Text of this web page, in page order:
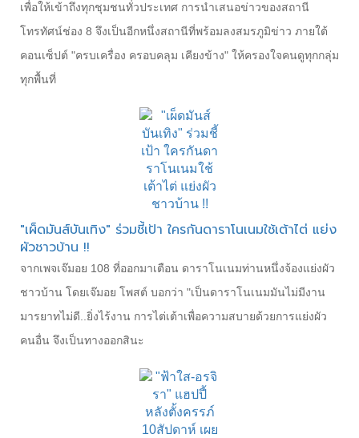
เพื่อให้เข้าถึงทุกชุมชนทั่วประเทศ การนำเสนอข่าวของสถานี
โทรทัศน์ช่อง 8 จึงเป็นอีกหนึ่งสถานีที่พร้อมลงสมรภูมิข่าว ภายใต้
คอนเซ็ปต์ "ครบเครื่อง ครอบคลุม เคียงข้าง" ให้ครองใจคนดูทุกกลุ่ม
ทุกพื้นที่
"เผ็ดมันส์บันเทิง" ร่วมชี้เป้า ใครกันดาราโนเนมใช้เต้าไต่ แย่ง
ผัวชาวบ้าน !!
จากเพจเจ๊มอย 108 ที่ออกมาเตือน ดาราโนเนมท่านหนึ่งจ้องแย่งผัว
ชาวบ้าน โดยเจ๊มอย โพสต์ บอกว่า "เป็นดาราโนเนมมันไม่มีงาน
มารยาทไม่ดี..ยิ่งไร้งาน การไต่เต้าเพื่อความสบายด้วยการแย่งผัว
คนอื่น จึงเป็นทางออกสินะ